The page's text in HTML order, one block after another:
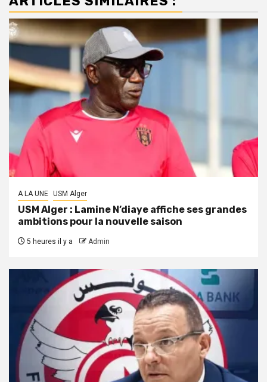
A LA UNE USM Alger
USM Alger : Lamine N’diaye affiche ses grandes
ambitions pour la nouvelle saison
5 heures il y a Admin